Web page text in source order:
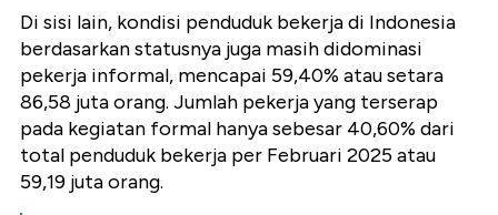
Di sisi lain, kondisi penduduk bekerja di Indonesia
berdasarkan statusnya juga masih didominasi
pekerja informal, mencapai 59,40% atau setara
86,58 juta orang. Jumlah pekerja yang terserap
pada kegiatan formal hanya sebesar 40,60% dari
total penduduk bekerja per Februari 2025 atau
59,19 juta orang.